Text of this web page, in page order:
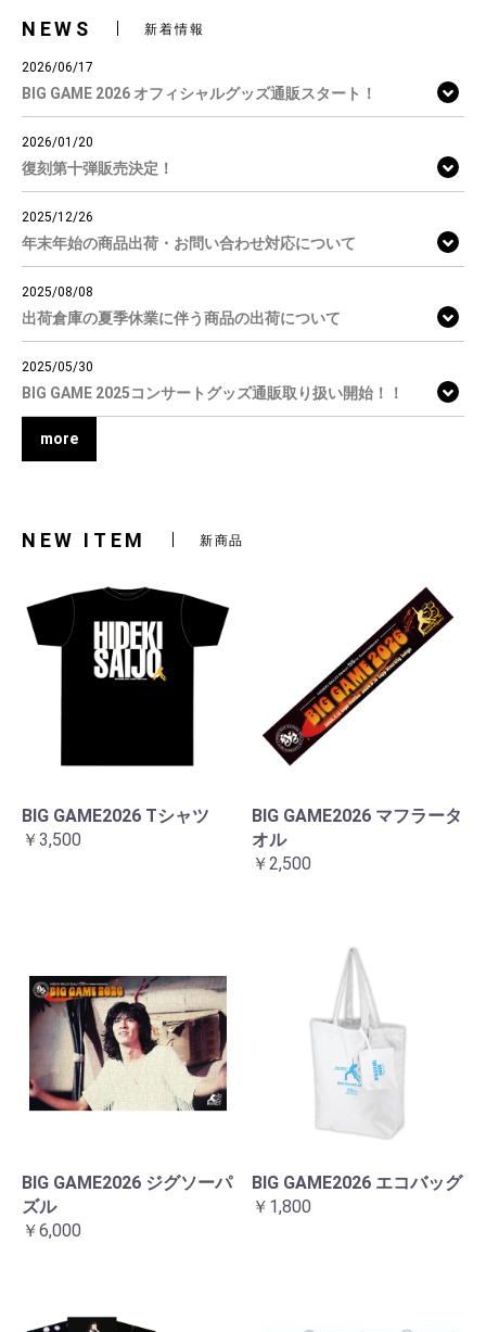
NEWS 新着情報
2026/06/17
BIG GAME 2026 オフィシャルグッズ通販スタート！
2026/01/20
復刻第十弾販売決定！
2025/12/26
年末年始の商品出荷・お問い合わせ対応について
2025/08/08
出荷倉庫の夏季休業に伴う商品の出荷について
2025/05/30
BIG GAME 2025コンサートグッズ通販取り扱い開始！！
more
NEW ITEM 新商品
BIG GAME2026 Tシャツ
￥3,500
BIG GAME2026 マフラータ
オル
￥2,500
BIG GAME2026 ジグソーパ
ズル
￥6,000
BIG GAME2026 エコバッグ
￥1,800